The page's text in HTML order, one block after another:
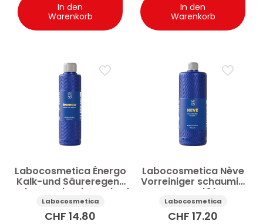
In den
Warenkorb
In den
Warenkorb
Labocosmetica Ènergo
Kalk-und Säureregen-
Dekontaminationsmittel
Auto 250 ml
Labocosmetica
CHF 14.80
Labocosmetica Nève
Vorreiniger schaumig
neutral 1 l
Labocosmetica
CHF 17.20